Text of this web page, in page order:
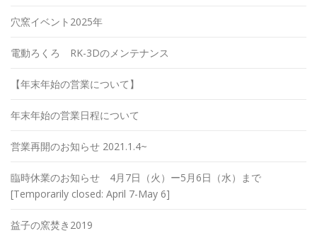
穴窯イベント2025年
電動ろくろ RK-3Dのメンテナンス
【年末年始の営業について】
年末年始の営業日程について
営業再開のお知らせ 2021.1.4~
臨時休業のお知らせ 4月7日（火）ー5月6日（水）まで
[Temporarily closed: April 7-May 6]
益子の窯焚き2019